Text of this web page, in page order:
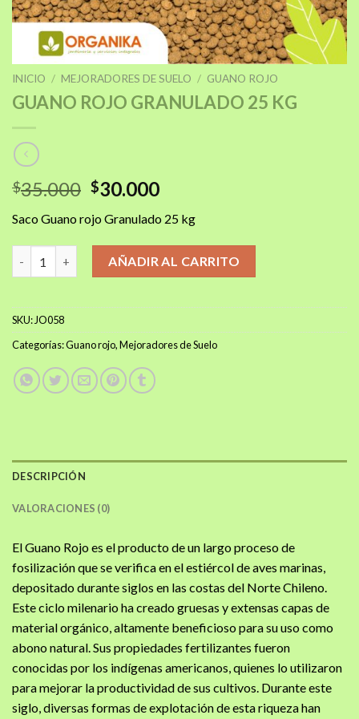
INICIO / MEJORADORES DE SUELO / GUANO ROJO
GUANO ROJO GRANULADO 25 KG
$35.000 El
original
era:
$35.000.
$30.000El
actual
es:
$30.000.
Saco Guano rojo Granulado 25 kg
GUANO ROJO GRANULADO 25 KG cantidad
AÑADIR AL CARRITO
SKU: JO058
Categorías:Guano rojo,Mejoradores de Suelo
DESCRIPCIÓN
VALORACIONES (0)
El Guano Rojo es el producto de un largo proceso de
fosilización que se verifica en el estiércol de aves marinas,
depositado durante siglos en las costas del Norte Chileno.
Este ciclo milenario ha creado gruesas y extensas capas de
material orgánico, altamente beneficioso para su uso como
abono natural. Sus propiedades fertilizantes fueron
conocidas por los indígenas americanos, quienes lo utilizaron
para mejorar la productividad de sus cultivos. Durante este
siglo, diversas formas de explotación de esta riqueza han